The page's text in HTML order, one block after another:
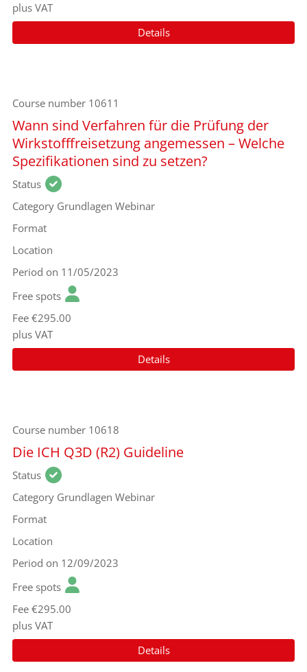
plus VAT
Details
Course number 10611
Wann sind Verfahren für die Prüfung der
Wirkstofffreisetzung angemessen – Welche
Spezifikationen sind zu setzen?
Status
Category Grundlagen Webinar
Format
Location
Period on 11/05/2023
Free spots
Fee €295.00
plus VAT
Details
Course number 10618
Die ICH Q3D (R2) Guideline
Status
Category Grundlagen Webinar
Format
Location
Period on 12/09/2023
Free spots
Fee €295.00
plus VAT
Details